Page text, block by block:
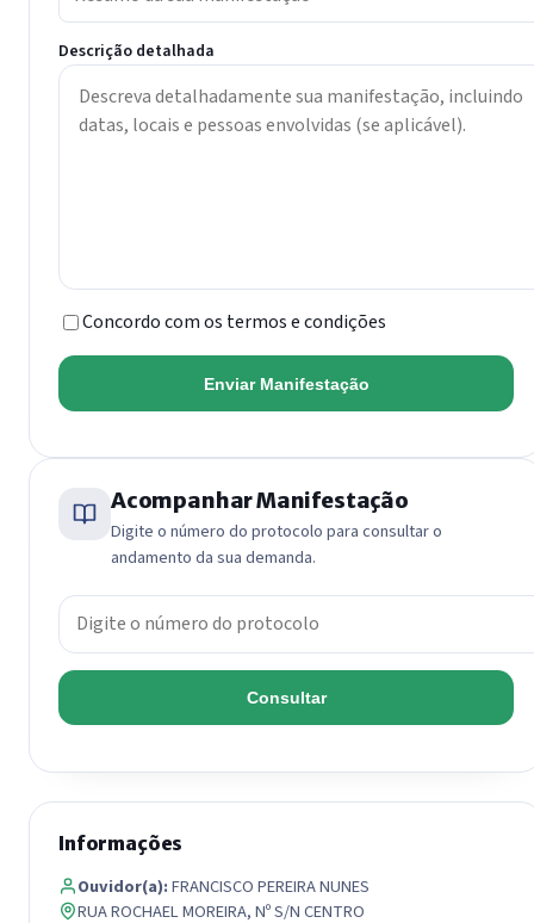
Descrição detalhada
Concordo com os termos e condições
Enviar Manifestação
Acompanhar Manifestação
Digite o número do protocolo para consultar o
andamento da sua demanda.
Número do protocolo
Consultar
Informações
Ouvidor(a):FRANCISCO PEREIRA NUNES
RUA ROCHAEL MOREIRA, Nº S/N CENTRO